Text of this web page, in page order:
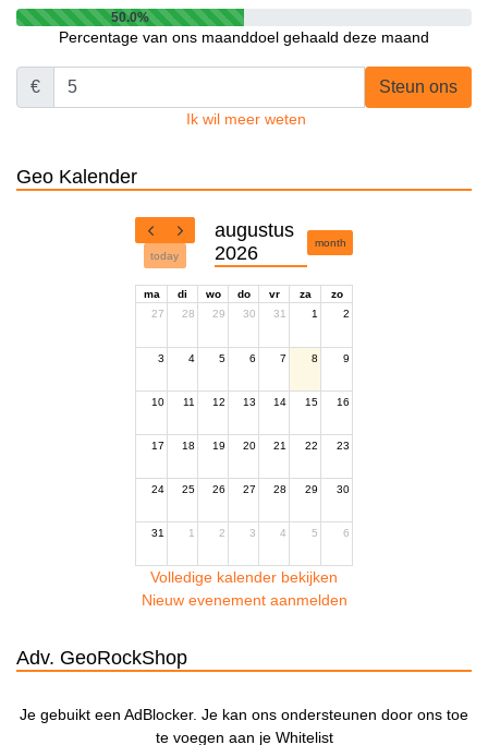
50.0%
Percentage van ons maanddoel gehaald deze maand
€ Steun ons
Ik wil meer weten
Geo Kalender
today
augustus
2026
month
ma di wo do vr za
zo
27
28 29 30 31 1 2
3 4 5 6 7 8 9
10 11 12 13 14 15 16
17 18 19 20 21 22 23
24 25 26 27 28 29 30
31 1 2 3 4 5 6
Volledige kalender bekijken
Nieuw evenement aanmelden
Adv. GeoRockShop
Je gebuikt een AdBlocker. Je kan ons ondersteunen door ons toe
te voegen aan je Whitelist